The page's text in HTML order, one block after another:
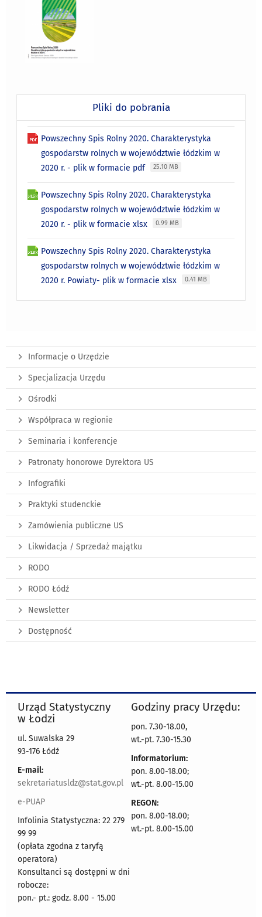
Pliki do pobrania
Powszechny Spis Rolny 2020. Charakterystyka
gospodarstw rolnych w województwie łódzkim w
2020 r. - plik w formacie pdf
25.10 MB
Powszechny Spis Rolny 2020. Charakterystyka
gospodarstw rolnych w województwie łódzkim w
2020 r. - plik w formacie xlsx
0.99 MB
Powszechny Spis Rolny 2020. Charakterystyka
gospodarstw rolnych w województwie łódzkim w
2020 r. Powiaty- plik w formacie xlsx
0.41 MB
Informacje o Urzędzie
Specjalizacja Urzędu
Ośrodki
Współpraca w regionie
Seminaria i konferencje
Patronaty honorowe Dyrektora US
Infografiki
Praktyki studenckie
Zamówienia publiczne US
Likwidacja / Sprzedaż majątku
RODO
RODO Łódź
Newsletter
Dostępność
Urząd Statystyczny
w Łodzi
ul. Suwalska 29
93-176 Łódź
E-mail:
sekretariatusldz@stat.gov.pl
e-PUAP
Infolinia Statystyczna: 22 279
99 99
(opłata zgodna z taryfą
operatora)
Konsultanci są dostępni w dni
robocze:
pon.- pt.: godz. 8.00 - 15.00
Godziny pracy Urzędu:
pon. 7.30-18.00,
wt.-pt. 7.30-15.30
Informatorium:
pon. 8.00-18.00;
wt.-pt. 8.00-15.00
REGON:
pon. 8.00-18.00;
wt.-pt. 8.00-15.00